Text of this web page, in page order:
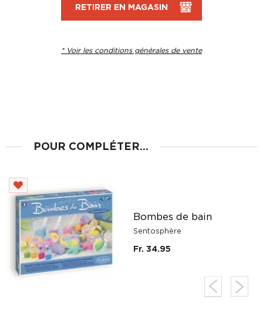
RETIRER EN MAGASIN
* Voir les conditions générales de vente
POUR COMPLÉTER...
Bombes de bain
Sentosphère
Fr. 34.95